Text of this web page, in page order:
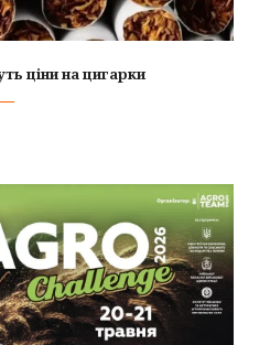
ціни на цигарки